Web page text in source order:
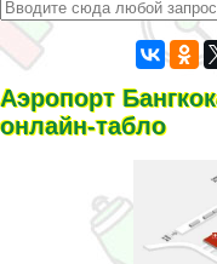
Аэропорт
онлайн-табло